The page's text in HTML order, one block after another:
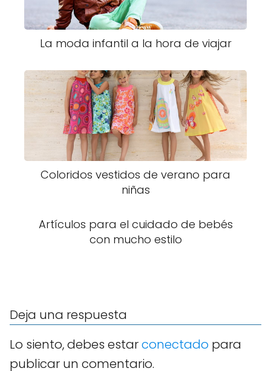
La moda infantil a la hora de viajar
Coloridos vestidos de verano para
niñas
Artículos para el cuidado de bebés
con mucho estilo
Deja una respuesta
Lo siento, debes estarconectado para
publicar un comentario.